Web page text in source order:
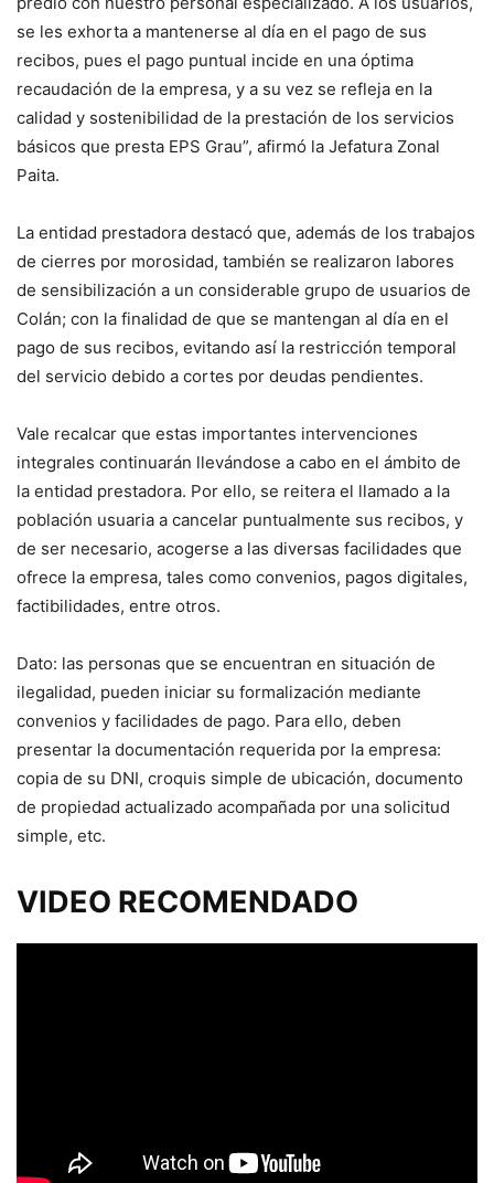
se les exhorta a mantenerse al día en el pago de sus
recibos, pues el pago puntual incide en una óptima
recaudación de la empresa, y a su vez se refleja en la
calidad y sostenibilidad de la prestación de los servicios
básicos que presta EPS Grau”, afirmó la Jefatura Zonal
Paita.
La entidad prestadora destacó que, además de los trabajos
de cierres por morosidad, también se realizaron labores
de sensibilización a un considerable grupo de usuarios de
Colán; con la finalidad de que se mantengan al día en el
pago de sus recibos, evitando así la restricción temporal
del servicio debido a cortes por deudas pendientes.
Vale recalcar que estas importantes intervenciones
integrales continuarán llevándose a cabo en el ámbito de
la entidad prestadora. Por ello, se reitera el llamado a la
población usuaria a cancelar puntualmente sus recibos, y
de ser necesario, acogerse a las diversas facilidades que
ofrece la empresa, tales como convenios, pagos digitales,
factibilidades, entre otros.
Dato: las personas que se encuentran en situación de
ilegalidad, pueden iniciar su formalización mediante
convenios y facilidades de pago. Para ello, deben
presentar la documentación requerida por la empresa:
copia de su DNI, croquis simple de ubicación, documento
de propiedad actualizado acompañada por una solicitud
simple, etc.
VIDEO RECOMENDADO